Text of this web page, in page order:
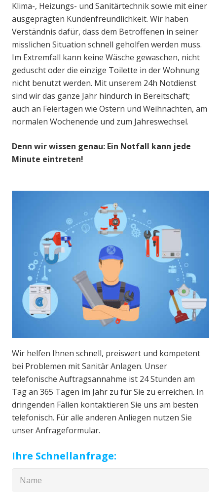
Klima-, Heizungs- und Sanitärtechnik sowie mit einer
ausgeprägten Kundenfreundlichkeit. Wir haben
Verständnis dafür, dass dem Betroffenen in seiner
misslichen Situation schnell geholfen werden muss.
Im Extremfall kann keine Wäsche gewaschen, nicht
geduscht oder die einzige Toilette in der Wohnung
nicht benutzt werden. Mit unserem 24h Notdienst
sind wir das ganze Jahr hindurch in Bereitschaft;
auch an Feiertagen wie Ostern und Weihnachten, am
normalen Wochenende und zum Jahreswechsel.
Denn wir wissen genau: Ein Notfall kann jede
Minute eintreten!
Wir helfen Ihnen schnell, preiswert und kompetent
bei Problemen mit Sanitär Anlagen. Unser
telefonische Auftragsannahme ist 24 Stunden am
Tag an 365 Tagen im Jahr zu für Sie zu erreichen. In
dringenden Fällen kontaktieren Sie uns am besten
telefonisch. Für alle anderen Anliegen nutzen Sie
unser Anfrageformular.
Ihre Schnellanfrage: